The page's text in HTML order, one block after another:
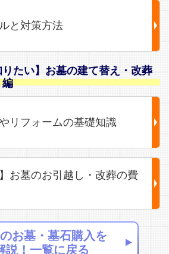
と対策方法
りたい】お墓の建て替え・改葬
編
リフォームの基礎知識
お墓のお引越し・改葬の費
お墓・墓石購入を
説！一覧に戻る